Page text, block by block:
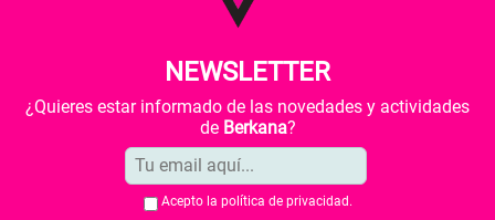
NEWSLETTER
¿Quieres estar informado de las novedades y actividades
de Berkana?
Acepto la política de privacidad.